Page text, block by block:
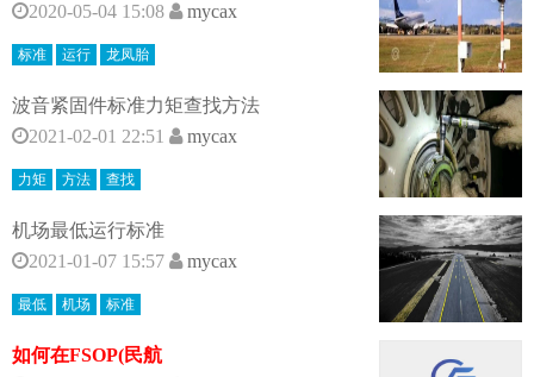
2020-05-04 15:08
mycax
标准 运行 龙凤胎
波音紧固件标准力矩查找方法
2021-02-01 22:51
mycax
力矩 方法 查找
机场最低运行标准
2021-01-07 15:57
mycax
最低 机场 标准
如何在FSOP(民航